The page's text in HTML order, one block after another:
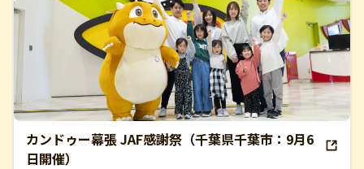
カンドゥー幕張 JAF感謝祭（千葉県千葉市：9月6
日開催）